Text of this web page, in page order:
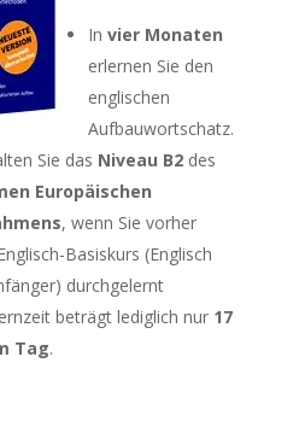
In vier Monaten
erlernen Sie den
englischen
Aufbauwortschatz.
Sie das Niveau B2des
Europäischen
, wenn Sie vorher
Basiskurs (Englisch
durchgelernt
beträgt lediglich nur 17
Tag.